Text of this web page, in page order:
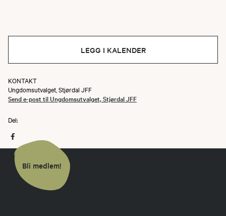
LEGG I KALENDER
KONTAKT
Ungdomsutvalget, Stjørdal JFF
Send e-post til Ungdomsutvalget, Stjørdal JFF
Del:
Bli medlem!